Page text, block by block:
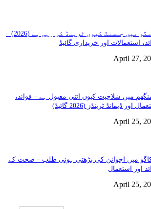
گلاسگو میں جنسنگ کیوں ٹرینڈ کر رہی ہے (2026) –
استعمالات اور خریداری گائیڈ
April 27,
میں شلاجیت کیوں اتنی مقبول ہے – فوائد،
اور ڈیمانڈ ٹرینڈز (2026 گائیڈ)
April 25,
میں اجوائن کی بڑھتی ہوئی طلب – صحت کے
اور استعمال
April 25,